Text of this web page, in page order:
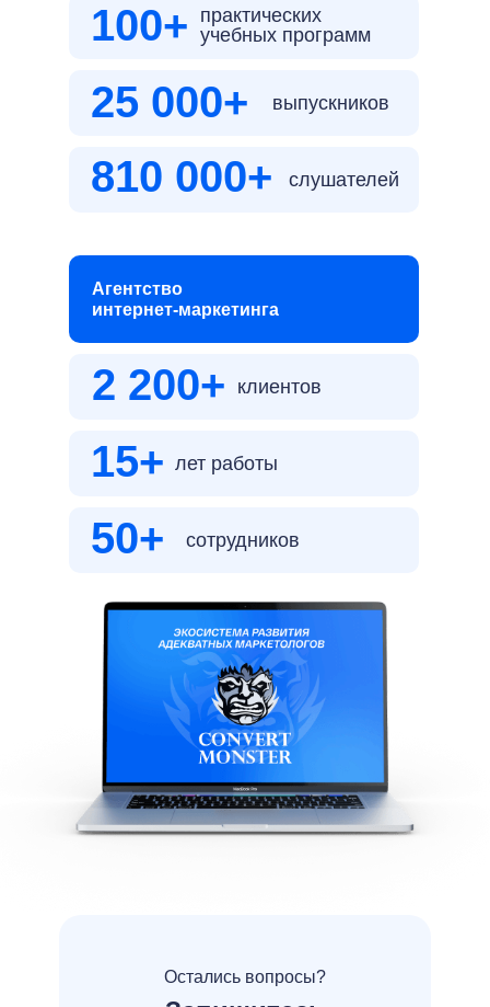
Агентство
интернет-маркетинга
100+
практических
учебных программ
25 000+ выпускников
810 000+ слушателей
2 200+ клиентов
15+ лет работы
50+ сотрудников
Остались вопросы?